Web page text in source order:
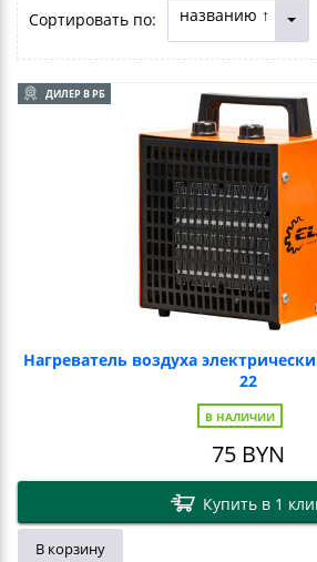
Сортировать по: названию ↑
ДИЛЕР В РБ
Нагреватель воздуха
22
В НАЛИЧИИ
75 BYN
Купить в 1
В корзину